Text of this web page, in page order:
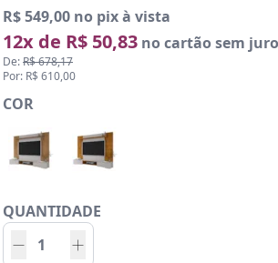
R$ 549,00 no pix à vista
12x de R$ 50,83 no cartão sem
De:R$ 678,17
Por: R$ 610,00
COR
QUANTIDADE